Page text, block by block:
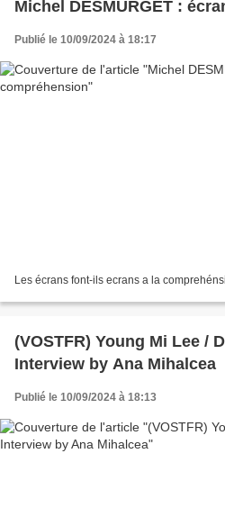
Michel DESMURGET :
Publié le 10/09/2024 à 18:17
Les écrans font-ils ecrans a la
(VOSTFR) Young Mi Lee /
Interview by Ana Mihalcea
Publié le 10/09/2024 à 18:13